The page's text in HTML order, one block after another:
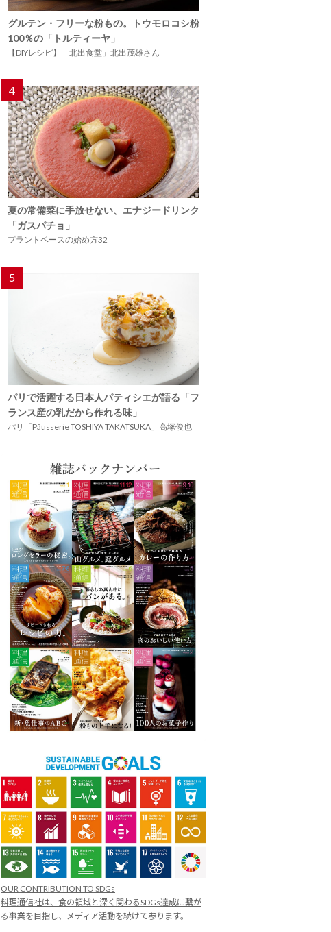
グルテン・フリーな粉もの。トウモロコシ粉
100％の「トルティーヤ」
【DIYレシピ】「北出食堂」北出茂雄さん
4
夏の常備菜に手放せない、エナジードリンク
「ガスパチョ」
プラントベースの始め方32
5
パリで活躍する日本人パティシエが語る「フ
ランス産の乳だから作れる味」
パリ「Pâtisserie TOSHIYA TAKATSUKA」高塚俊也
OUR CONTRIBUTION TO SDGs
料理通信社は、食の領域と深く関わるSDGs達成に繋が
る事業を目指し、メディア活動を続けて参ります。